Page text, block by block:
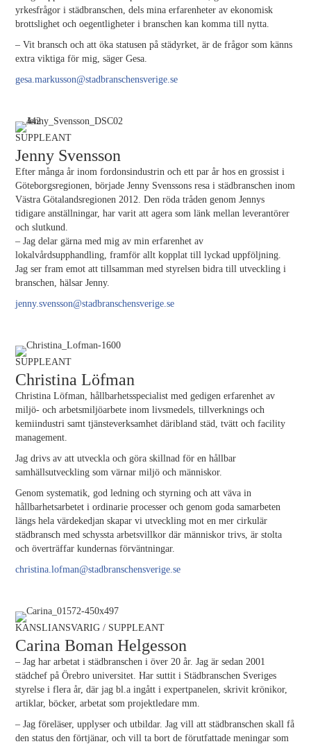
yrkesfrågor i städbranschen, dels mina erfarenheter av ekonomisk
brottslighet och oegentligheter i branschen kan komma till nytta.
– Vit bransch och att öka statusen på städyrket, är de frågor som känns
extra viktiga för mig, säger Gesa.
gesa.markusson@stadbranschensverige.se
SUPPLEANT
Jenny Svensson
Efter många år inom fordonsindustrin och ett par år hos en grossist i
Göteborgsregionen, började Jenny Svenssons resa i städbranschen inom
Västra Götalandsregionen 2012. Den röda tråden genom Jennys
tidigare anställningar, har varit att agera som länk mellan leverantörer
och slutkund.
– Jag delar gärna med mig av min erfarenhet av
lokalvårdsupphandling, framför allt kopplat till lyckad uppföljning.
Jag ser fram emot att tillsamman med styrelsen bidra till utveckling i
branschen, hälsar Jenny.
jenny.svensson@stadbranschensverige.se
SUPPLEANT
Christina Löfman
Christina Löfman, hållbarhetsspecialist med gedigen erfarenhet av
miljö- och arbetsmiljöarbete inom livsmedels, tillverknings och
kemiindustri samt tjänsteverksamhet däribland städ, tvätt och facility
management.
Jag drivs av att utveckla och göra skillnad för en hållbar
samhällsutveckling som värnar miljö och människor.
Genom systematik, god ledning och styrning och att väva in
hållbarhetsarbetet i ordinarie processer och genom goda samarbeten
längs hela värdekedjan skapar vi utveckling mot en mer cirkulär
städbransch med schyssta arbetsvillkor där människor trivs, är stolta
och överträffar kundernas förväntningar.
christina.lofman@stadbranschensverige.se
KANSLIANSVARIG / SUPPLEANT
Carina Boman Helgesson
– Jag har arbetat i städbranschen i över 20 år. Jag är sedan 2001
städchef på Örebro universitet. Har suttit i Städbranschen Sveriges
styrelse i flera år, där jag bl.a ingått i expertpanelen, skrivit krönikor,
artiklar, böcker, arbetat som projektledare mm.
– Jag föreläser, upplyser och utbildar. Jag vill att städbranschen skall få
den status den förtjänar, och vill ta bort de förutfattade meningar som